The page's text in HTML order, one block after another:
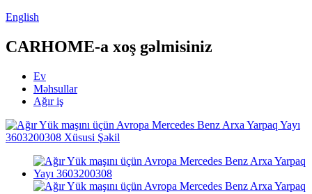
English
CARHOME-a xoş gəlmisiniz
Ev
Məhsullar
Ağır iş